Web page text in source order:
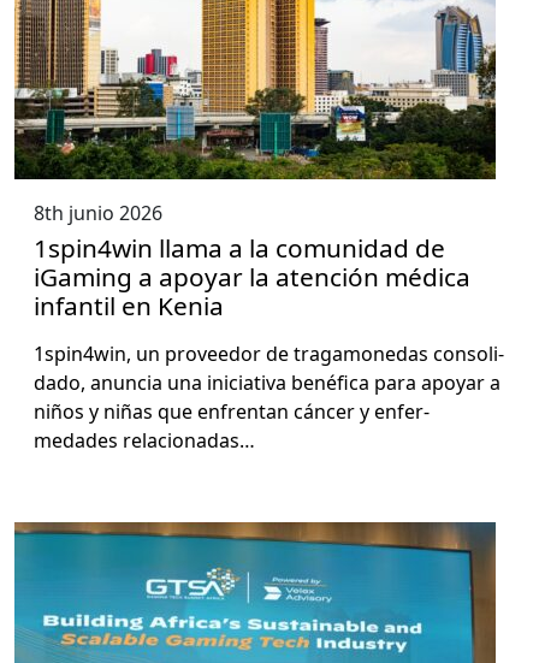
8th junio 2026
1spin4win llama a la comunidad de
iGaming a apoyar la atención médica
infantil en Kenia
1spin4win, un provee­dor de trag­a­monedas con­sol­i­
da­do, anun­cia una ini­cia­ti­va bené­fi­ca para apo­yar a
niños y niñas que enfrentan cáncer y enfer­
medades rela­cionadas…